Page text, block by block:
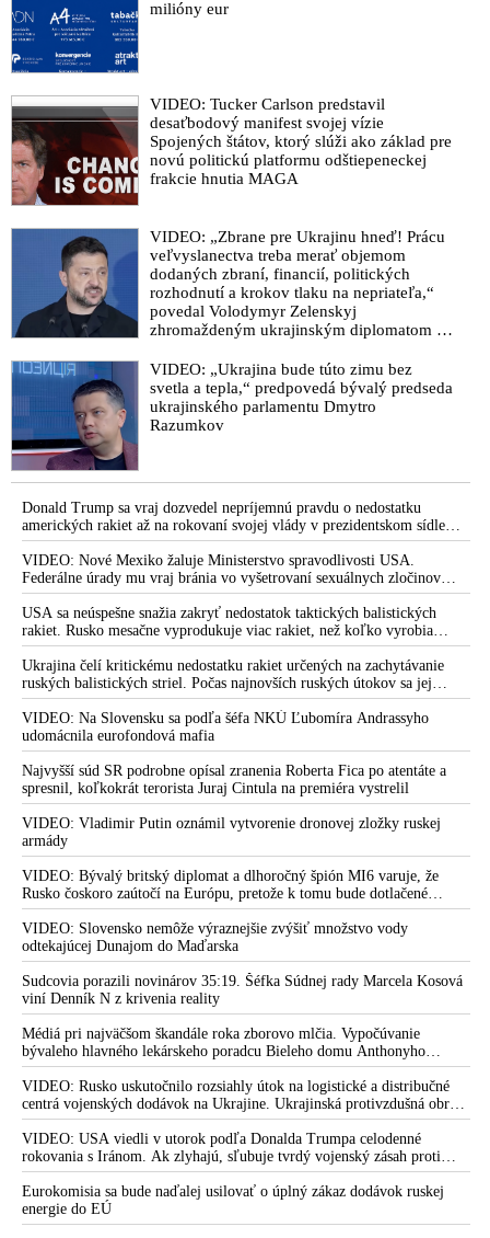
milióny eur
VIDEO: Tucker Carlson predstavil
desaťbodový manifest svojej vízie
Spojených štátov, ktorý slúži ako základ pre
novú politickú platformu odštiepeneckej
frakcie hnutia MAGA
VIDEO: „Zbrane pre Ukrajinu hneď! Prácu
veľvyslanectva treba merať objemom
dodaných zbraní, financií, politických
rozhodnutí a krokov tlaku na nepriateľa,“
povedal Volodymyr Zelenskyj
zhromaždeným ukrajinským diplomatom v
že USA Ukrajine nedodajú protiraketové
systémy Patriot
VIDEO: „Ukrajina bude túto zimu bez
svetla a tepla,“ predpovedá bývalý predseda
ukrajinského parlamentu Dmytro
Razumkov
Donald Trump sa vraj dozvedel nepríjemnú pravdu o nedostatku
amerických rakiet až na rokovaní svojej vlády v prezidentskom sídle
Camp David v Marylande, a preto musel odložiť plánované útoky na
Irán. Prezident USA sa pre to údajne pohádal so šéfom Pentagónu, lebo
bol presvedčený o opaku
VIDEO: Nové Mexiko žaluje Ministerstvo spravodlivosti USA.
Federálne úrady mu vraj bránia vo vyšetrovaní sexuálnych zločinov
organizátora pedofilnej siete Jeffreyho Epsteina. Ten mal nariadiť, aby
dve dievčatá zo zahraničia, ktoré boli uškrtené počas drsného
fetišistického sexu, pochovali v blízkosti jeho ranča v tomto americkom
štáte
USA sa neúspešne snažia zakryť nedostatok taktických balistických
rakiet. Rusko mesačne vyprodukuje viac rakiet, než koľko vyrobia
všetci producenti systémov Patriot dohromady
Ukrajina čelí kritickému nedostatku rakiet určených na zachytávanie
ruských balistických striel. Počas najnovších ruských útokov sa jej
nepodarilo zostreliť ani jednu. Volodymyr Zelenskyj sa v zúfalstve snaží
prostredníctvom NATO zabezpečiť ich dodávky
VIDEO: Na Slovensku sa podľa šéfa NKÚ Ľubomíra Andrassyho
udomácnila eurofondová mafia
Najvyšší súd SR podrobne opísal zranenia Roberta Fica po atentáte a
spresnil, koľkokrát terorista Juraj Cintula na premiéra vystrelil
VIDEO: Vladimir Putin oznámil vytvorenie dronovej zložky ruskej
armády
VIDEO: Bývalý britský diplomat a dlhoročný špión MI6 varuje, že
Rusko čoskoro zaútočí na Európu, pretože k tomu bude dotlačené
rovnako, ako bolo dotlačené k invázii na Ukrajinu v roku 2022.
Zelenskyj medzitým v Kyjeve naliehal na zhromaždených diplomatov,
aby vo svete zháňali energie pre Ukrajinu na zimu. Putin vraj bude
mobilizovať a vojna sa do zimy pravdepodobne neskončí
VIDEO: Slovensko nemôže výraznejšie zvýšiť množstvo vody
odtekajúcej Dunajom do Maďarska
Sudcovia porazili novinárov 35:19. Šéfka Súdnej rady Marcela Kosová
viní Denník N z krivenia reality
Médiá pri najväčšom škandále roka zborovo mlčia. Vypočúvanie
bývaleho hlavného lekárskeho poradcu Bieleho domu Anthonyho
Fauciho pred výborom amerického Senátu väčšina médií ignorovala
VIDEO: Rusko uskutočnilo rozsiahly útok na logistické a distribučné
centrá vojenských dodávok na Ukrajine. Ukrajinská protivzdušná obrana
nedokázala počas ničivého nočného útoku na Kyjev a jeho okolie
zachytiť ani jednu ruskú raketu
VIDEO: USA viedli v utorok podľa Donalda Trumpa celodenné
rokovania s Iránom. Ak zlyhajú, sľubuje tvrdý vojenský zásah proti
Teheránu
Eurokomisia sa bude naďalej usilovať o úplný zákaz dodávok ruskej
energie do EÚ